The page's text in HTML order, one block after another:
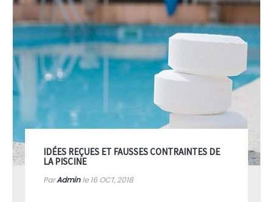
IDÉES REÇUES ET FAUSSES CONTRAINTES DE
LA PISCINE
ParAdminle 16 OCT, 2018